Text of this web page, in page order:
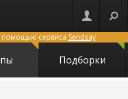
помощью сервиса Sendsay
Подборки